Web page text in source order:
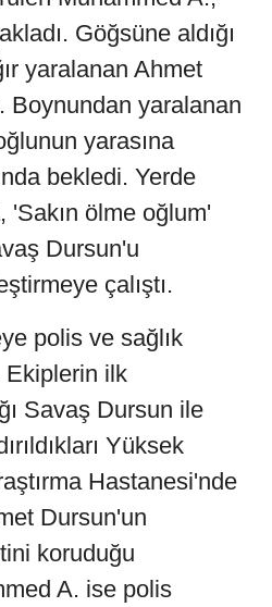
Göğsüne aldığı
yaralanan Ahmet
Boynundan yaralanan
yarasına
bekledi. Yerde
'Sakın ölme oğlum'
Dursun'u
çalıştı.
polis ve sağlık
Ekiplerin ilk
Savaş Dursun ile
Yüksek
Hastanesi'nde
Dursun'un
koruduğu
A. ise polis